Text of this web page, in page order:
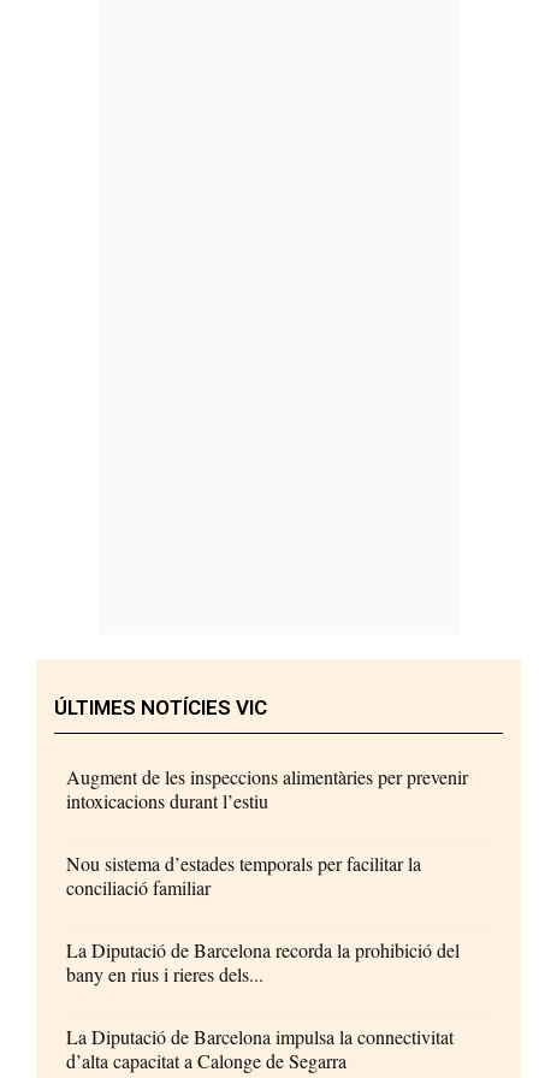
ÚLTIMES NOTÍCIES VIC
Augment de les inspeccions alimentàries per prevenir
intoxicacions durant l’estiu
Nou sistema d’estades temporals per facilitar la
conciliació familiar
La Diputació de Barcelona recorda la prohibició del
bany en rius i rieres dels...
La Diputació de Barcelona impulsa la connectivitat
d’alta capacitat a Calonge de Segarra